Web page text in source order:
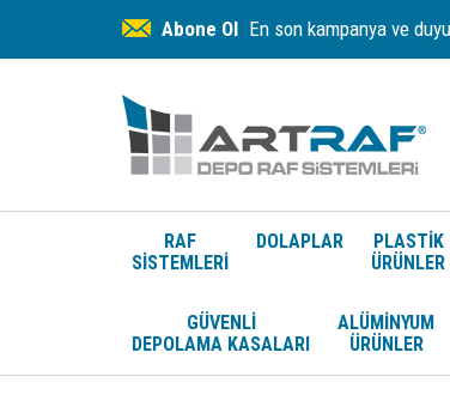
Abone Ol En son kampanya ve
RAF
SİSTEMLERİ
DOLAPLAR
PLASTİK
ÜRÜNLER
GÜVENLİ
DEPOLAMA KASALARI
ALÜMİNYUM
ÜRÜNLER